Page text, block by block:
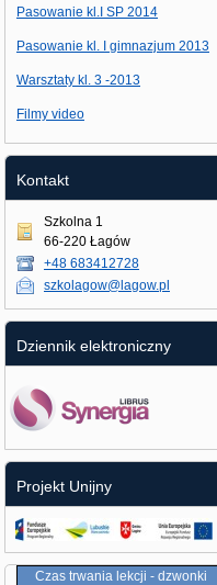
Pasowanie kl.I SP 2014
Pasowanie kl. I gimnazjum 2013
Warsztaty kl. 3 -2013
Filmy video
Kontakt
Szkolna 1
66-220 Łagów
+48 683412728
szkolagow@lagow.pl
Dziennik elektroniczny
Projekt Unijny
Czas trwania lekcji - dzwonki